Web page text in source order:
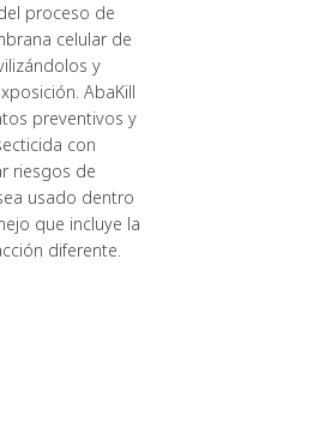
proceso de
celular de
y
AbaKill
preventivos y
con
riesgos de
usado dentro
que incluye la
diferente.